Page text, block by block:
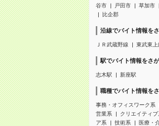
谷市
戸田市 草加市
比企郡
沿線でバイト情報を
ＪＲ武蔵野線 東武東上
駅でバイト情報をさ
志木駅 新座駅
職種でバイト情報を
事務・オフィスワーク系
営業系
クリエイティブ
ア系
技術系 医療・